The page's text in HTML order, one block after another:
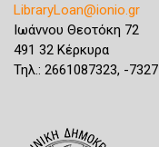
LibraryLoan@ionio.gr
Ιωάννου Θεοτόκη 72
491 32 Κέρκυρα
Τηλ.: 2661087323, -7327